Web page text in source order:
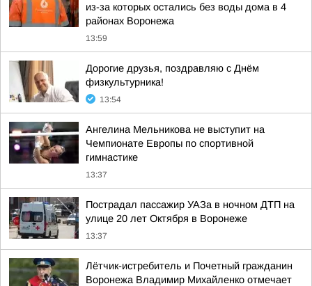
из-за которых остались без воды дома в 4
районах Воронежа
13:59
Дорогие друзья, поздравляю с Днём
физкультурника!
13:54
Ангелина Мельникова не выступит на
Чемпионате Европы по спортивной
гимнастике
13:37
Пострадал пассажир УАЗа в ночном ДТП на
улице 20 лет Октября в Воронеже
13:37
Лётчик-истребитель и Почетный гражданин
Воронежа Владимир Михайленко отмечает